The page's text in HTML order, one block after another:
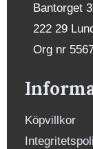
Bantorget 3
222 29
Org nr
Köpvillkor